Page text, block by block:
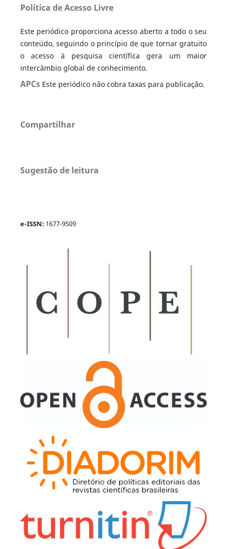
Política de Acesso Livre
Este periódico proporciona acesso aberto a todo o seu
conteúdo, seguindo o princípio de que tornar gratuito
o acesso à pesquisa científica gera um maior
intercâmbio global de conhecimento.
APCs Este periódico não cobra taxas para publicação.
Compartilhar
Sugestão de leitura
e-ISSN: 1677-9509